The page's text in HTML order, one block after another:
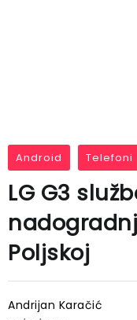
Android Telefoni
LG G3
Poljskoj
Andrijan Karačić